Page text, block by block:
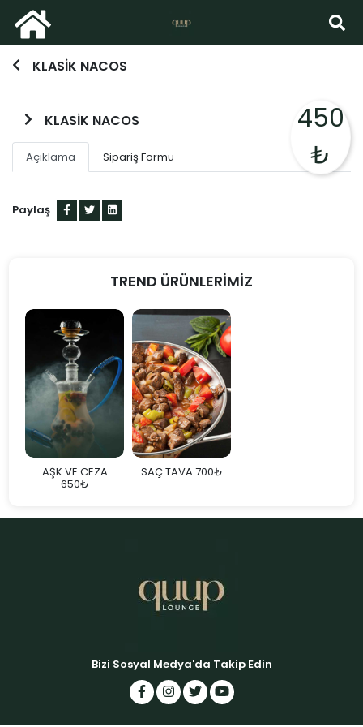
KLASİK NACOS
450
₺
KLASİK NACOS
Açıklama Sipariş Formu
Paylaş
TREND ÜRÜNLERİMİZ
AŞK VE CEZA
650₺
SAÇ TAVA 700₺
Bizi Sosyal Medya'da Takip Edin